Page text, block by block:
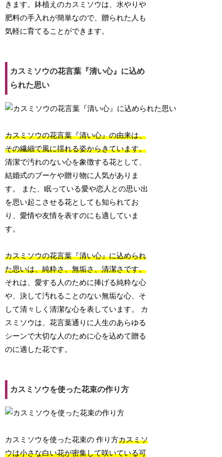
きます。鉢植えのカスミソウは、水やりや
肥料の手入れが簡単なので、贈られた人も
気軽に育てることができます。
カスミソウの花言葉『清い心』に込め
られた思い
カスミソウの花言葉『清い心』の由来は、
その繊細で風に揺れる姿からきています。
清潔で汚れのない心を象徴する花として、
結婚式のブーケや贈り物に人気がありま
す。 また、眠っている愛や恋人との思い出
を思い起こさせる花としても知られてお
り、愛情や友情を表すのにも適していま
す。
カスミソウの花言葉『清い心』に込められ
た思いは、純粋さ、無垢さ、清潔さです。
それは、愛する人のために捧げる純粋な心
や、決して汚れることのない無垢な心、そ
して清々しく清潔な心を表しています。 カ
スミソウは、花言葉通りに人生のあらゆる
シーンで大切な人のために心を込めて贈る
のに適した花です。
カスミソウを使った花束の作り方
カスミソウを使った花束の 作り方カスミソ
ウは小さな白い花が密集して咲いている可